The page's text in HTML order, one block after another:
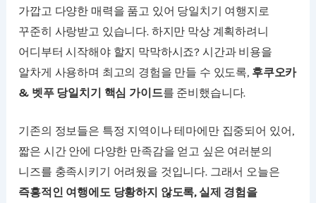
가깝고 다양한 매력을 품고 있어 당일치기 여행지로
꾸준히 사랑받고 있습니다. 하지만 막상 계획하려니
어디부터 시작해야 할지 막막하시죠? 시간과 비용을
알차게 사용하며 최고의 경험을 만들 수 있도록, 후쿠오카
& 벳푸 당일치기 핵심 가이드를 준비했습니다.
기존의 정보들은 특정 지역이나 테마에만 집중되어 있어,
짧은 시간 안에 다양한 만족감을 얻고 싶은 여러분의
니즈를 충족시키기 어려웠을 것입니다. 그래서 오늘은
즉흥적인 여행에도 당황하지 않도록, 실제 경험을